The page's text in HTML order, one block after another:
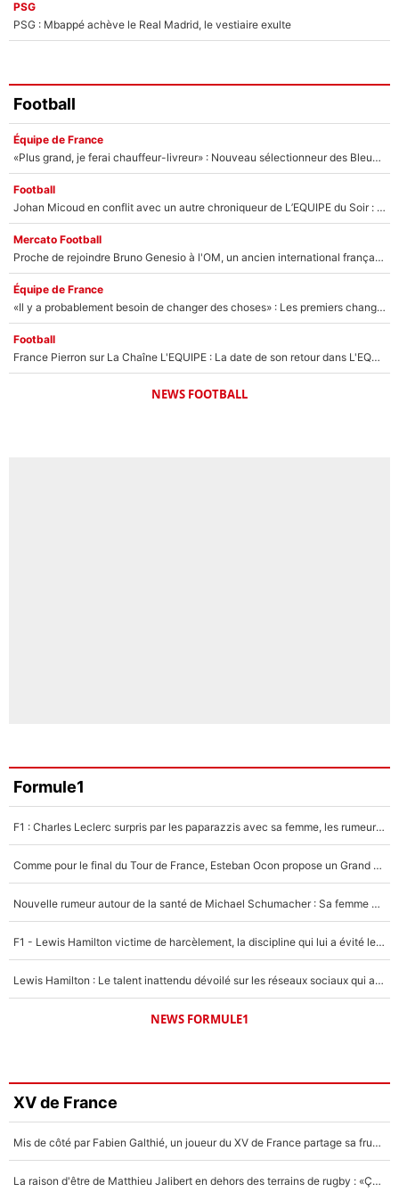
PSG
PSG : Mbappé achève le Real Madrid, le vestiaire exulte
Football
Équipe de France
«Plus grand, je ferai chauffeur-livreur» : Nouveau sélectionneur des Bleus, Zinédine Zidane s’était imaginé un avenir très différent lorsqu'il était enfant
Football
Johan Micoud en conflit avec un autre chroniqueur de L’EQUIPE du Soir : «Pendant un moment, je ne les ai pas remis ensemble dans l'émission»
Mercato Football
Proche de rejoindre Bruno Genesio à l'OM, un ancien international français va finalement débarquer... sur RMC !
Équipe de France
«Il y a probablement besoin de changer des choses» : Les premiers changements de Zinedine Zidane en équipe de France sont révélés ?
Football
France Pierron sur La Chaîne L'EQUIPE : La date de son retour dans L'EQUIPE de Choc est connue... et c'était très attendu
NEWS FOOTBALL
Formule1
F1 : Charles Leclerc surpris par les paparazzis avec sa femme, les rumeurs étaient vraies !
Comme pour le final du Tour de France, Esteban Ocon propose un Grand Prix de Formule 1 à Paris : «Autour de l’Arc de Triomphe, ce serait génial» !
Nouvelle rumeur autour de la santé de Michael Schumacher : Sa femme Corinna sort du silence
F1 - Lewis Hamilton victime de harcèlement, la discipline qui lui a évité le pire : «J'aurais probablement mal tourné»
Lewis Hamilton : Le talent inattendu dévoilé sur les réseaux sociaux qui a impressionné Kim Kardashian pendant leurs vacances en amoureux !
NEWS FORMULE1
XV de France
Mis de côté par Fabien Galthié, un joueur du XV de France partage sa frustration : «ils ne me l’ont pas dit tout de suite»
La raison d'être de Matthieu Jalibert en dehors des terrains de rugby : «Ça m'atteint autant que si tu touches à un membre de ma famille»